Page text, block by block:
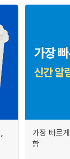
가장 빠르
합